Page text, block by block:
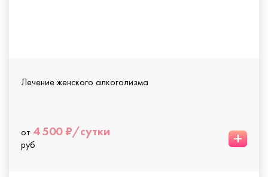
Лечение женского алкоголизма
от 4 500 ₽/сутки
руб +